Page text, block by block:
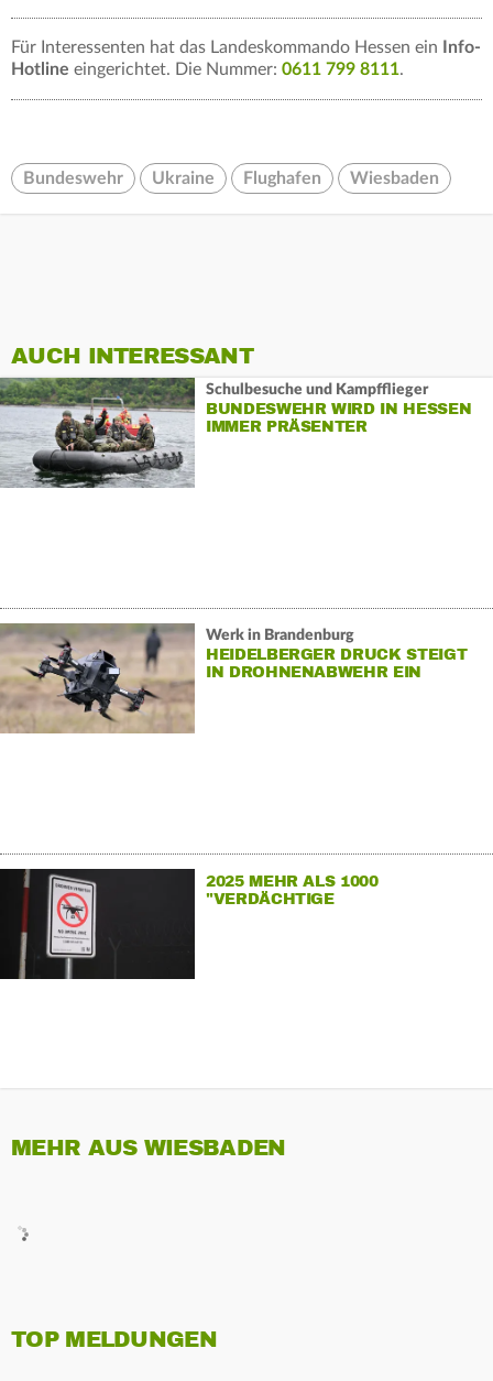
Für Interessenten hat das Landeskommando Hessen ein
Info-
Hotline eingerichtet. Die Nummer: 0611 799 8111.
Bundeswehr Ukraine Flughafen Wiesbaden
AUCH INTERESSANT
Schulbesuche und Kampfflieger
BUNDESWEHR WIRD IN HESSEN
IMMER PRÄSENTER
Werk in Brandenburg
HEIDELBERGER DRUCK STEIGT
IN DROHNENABWEHR EIN
2025 MEHR ALS 1000
"VERDÄCHTIGE
MEHR AUS WIESBADEN
TOP MELDUNGEN